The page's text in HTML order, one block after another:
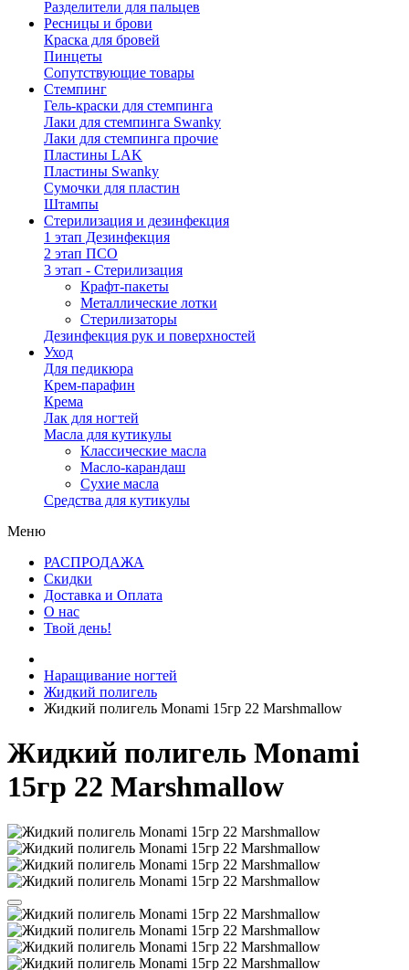
Разделители для пальцев
Ресницы и брови
Краска для бровей
Пинцеты
Сопутствующие товары
Стемпинг
Гель-краски для стемпинга
Лаки для стемпинга Swanky
Лаки для стемпинга прочие
Пластины LAK
Пластины Swanky
Сумочки для пластин
Штампы
Стерилизация и дезинфекция
1 этап Дезинфекция
2 этап ПСО
3 этап - Стерилизация
Крафт-пакеты
Металлические лотки
Стерилизаторы
Дезинфекция рук и поверхностей
Уход
Для педикюра
Крем-парафин
Крема
Лак для ногтей
Масла для кутикулы
Классические масла
Масло-карандаш
Сухие масла
Средства для кутикулы
Меню
РАСПРОДАЖА
Скидки
Доставка и Оплата
О нас
Твой день!
Наращивание ногтей
Жидкий полигель
Жидкий полигель Monami 15гр 22 Marshmallow
Жидкий полигель Monami
15гр 22 Marshmallow